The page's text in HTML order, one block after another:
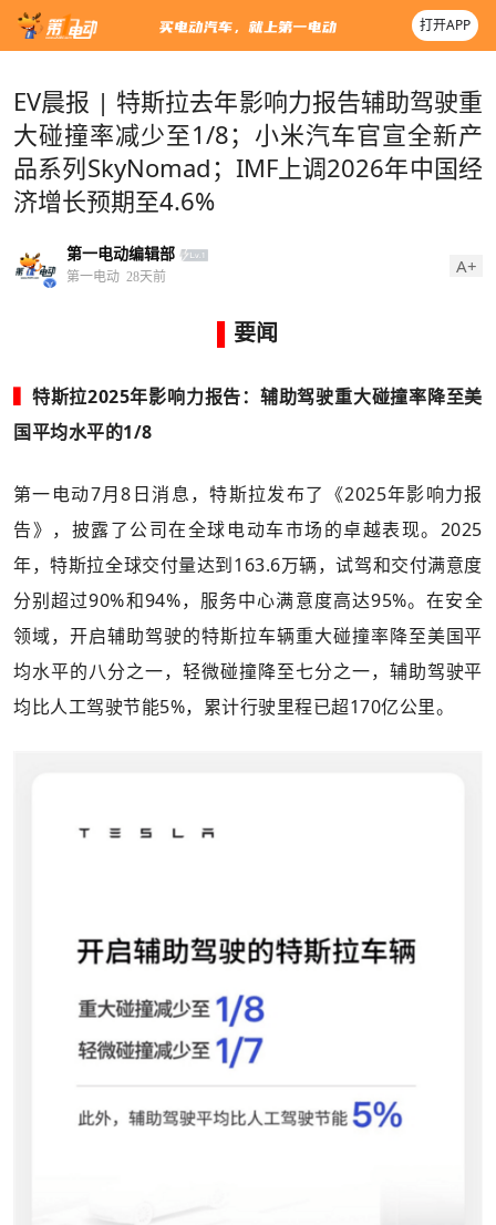
打开APP
EV晨报 | 特斯拉去年影响力报告辅助驾驶重
大碰撞率减少至1/8；小米汽车官宣全新产
品系列SkyNomad；IMF上调2026年中国经
济增长预期至4.6%
第一电动编辑部
第一电动 28天前 A+
要闻
特斯拉2025年影响力报告：辅助驾驶重大碰撞率降至美
国平均水平的1/8
第一电动7月8日消息，特斯拉发布了《2025年影响力报
告》，披露了公司在全球电动车市场的卓越表现。2025
年，特斯拉全球交付量达到163.6万辆，试驾和交付满意度
分别超过90%和94%，服务中心满意度高达95%。在安全
领域，开启辅助驾驶的特斯拉车辆重大碰撞率降至美国平
均水平的八分之一，轻微碰撞降至七分之一，辅助驾驶平
均比人工驾驶节能5%，累计行驶里程已超170亿公里。